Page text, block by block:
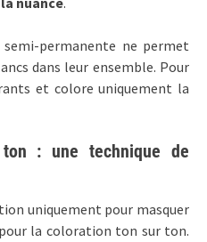
permanente ne permet
dans leur ensemble. Pour
et colore uniquement la
: une technique de
uniquement pour masquer
la coloration ton sur ton.